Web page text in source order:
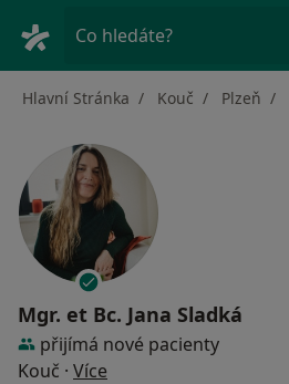
Co hledáte?
Hlavní Stránka Kouč Plzeň
Mgr. et Bc. Jana Sladká
přijímá nové pacienty
Kouč · Více